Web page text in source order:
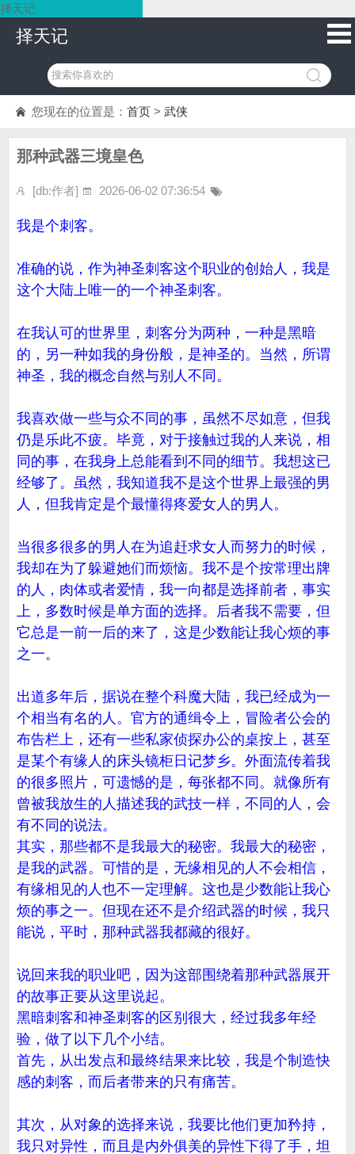
择天记
择天记
您现在的位置是： 首页 > 武侠
那种武器三境皇色
[db:作者] 2026-06-02 07:36:54
我是个刺客。
准确的说，作为神圣刺客这个职业的创始人，我是
这个大陆上唯一的一个神圣刺客。
在我认可的世界里，刺客分为两种，一种是黑暗
的，另一种如我的身份般，是神圣的。当然，所谓
神圣，我的概念自然与别人不同。
我喜欢做一些与众不同的事，虽然不尽如意，但我
仍是乐此不疲。毕竟，对于接触过我的人来说，相
同的事，在我身上总能看到不同的细节。我想这已
经够了。虽然，我知道我不是这个世界上最强的男
人，但我肯定是个最懂得疼爱女人的男人。
当很多很多的男人在为追赶求女人而努力的时候，
我却在为了躲避她们而烦恼。我不是个按常理出牌
的人，肉体或者爱情，我一向都是选择前者，事实
上，多数时候是单方面的选择。后者我不需要，但
它总是一前一后的来了，这是少数能让我心烦的事
之一。
出道多年后，据说在整个科魔大陆，我已经成为一
个相当有名的人。官方的通缉令上，冒险者公会的
布告栏上，还有一些私家侦探办公的桌按上，甚至
是某个有缘人的床头镜柜日记梦乡。外面流传着我
的很多照片，可遗憾的是，每张都不同。就像所有
曾被我放生的人描述我的武技一样，不同的人，会
有不同的说法。
其实，那些都不是我最大的秘密。我最大的秘密，
是我的武器。可惜的是，无缘相见的人不会相信，
有缘相见的人也不一定理解。这也是少数能让我心
烦的事之一。但现在还不是介绍武器的时候，我只
能说，平时，那种武器我都藏的很好。
说回来我的职业吧，因为这部围绕着那种武器展开
的故事正要从这里说起。
黑暗刺客和神圣刺客的区别很大，经过我多年经
验，做了以下几个小结。
首先，从出发点和最终结果来比较，我是个制造快
感的刺客，而后者带来的只有痛苦。
其次，从对象的选择来说，我要比他们更加矜持，
我只对异性，而且是内外俱美的异性下得了手，坦